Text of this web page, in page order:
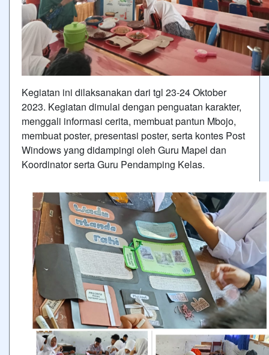
Kegiatan ini dilaksanakan dari tgl 23-24 Oktober
2023. Kegiatan dimulai dengan penguatan karakter,
menggali informasi cerita, membuat pantun Mbojo,
membuat poster, presentasi poster, serta kontes Post
Windows yang didampingi oleh Guru Mapel dan
Koordinator serta Guru Pendamping Kelas.